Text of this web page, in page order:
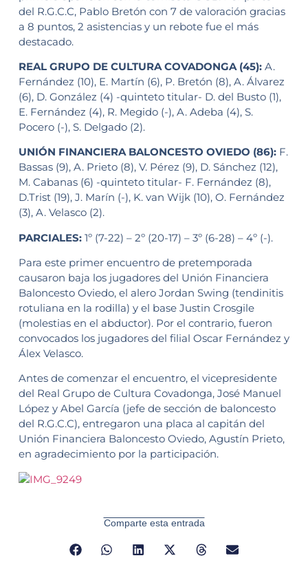
del R.G.C.C, Pablo Bretón con 7 de valoración gracias
a 8 puntos, 2 asistencias y un rebote fue el más
destacado.
REAL GRUPO DE CULTURA COVADONGA (45): A.
Fernández (10), E. Martín (6), P. Bretón (8), A. Álvarez
(6), D. González (4) -quinteto titular- D. del Busto (1),
E. Fernández (4), R. Megido (-), A. Adeba (4), S.
Pocero (-), S. Delgado (2).
UNIÓN FINANCIERA BALONCESTO OVIEDO (86):F.
Bassas (9), A. Prieto (8), V. Pérez (9), D. Sánchez (12),
M. Cabanas (6) -quinteto titular- F. Fernández (8),
D.Trist (19), J. Marín (-), K. van Wijk (10), O. Fernández
(3), A. Velasco (2).
PARCIALES:1º (7-22) – 2º (20-17) – 3º (6-28) – 4º (-).
Para este primer encuentro de pretemporada
causaron baja los jugadores del Unión Financiera
Baloncesto Oviedo, el alero Jordan Swing (tendinitis
rotuliana en la rodilla) y el base Justin Crosgile
(molestias en el abductor). Por el contrario, fueron
convocados los jugadores del filial Oscar Fernández y
Álex Velasco.
Antes de comenzar el encuentro, el vicepresidente
del Real Grupo de Cultura Covadonga, José Manuel
López y Abel García (jefe de sección de baloncesto
del R.G.C.C), entregaron una placa al capitán del
Unión Financiera Baloncesto Oviedo, Agustín Prieto,
en agradecimiento por la participación.
Comparte esta entrada